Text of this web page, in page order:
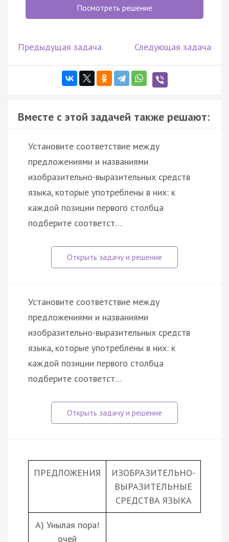
Посмотреть решение
Предыдущая задача Следующая задача
Вместе с этой задачей также решают:
Установите соответствие между
предложениями и названиями
изобразительно-выразительных средств
языка, которые употреблены в них: к
каждой позиции первого столбца
подберите соответст…
Установите соответствие между
предложениями и названиями
изобразительно-выразительных средств
языка, которые употреблены в них: к
каждой позиции первого столбца
подберите соответст…
ПРЕДЛОЖЕНИЯ
ИЗОБРАЗИТЕЛЬНО-
ВЫРАЗИТЕЛЬНЫЕ
СРЕДСТВА ЯЗЫКА
А) Унылая пора!
очей